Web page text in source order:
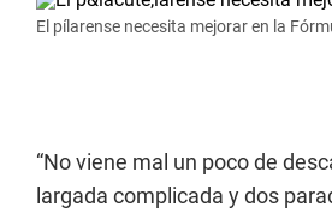
El pílarense necesita mejorar en la
“No viene mal un poco de
largada complicada y dos